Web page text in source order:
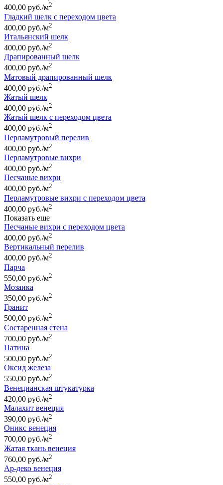
400,00 руб./м2
Гладкий шелк с переходом цвета
400,00 руб./м2
Итальянский шелк
400,00 руб./м2
Драпированный шелк
400,00 руб./м2
Матовый драпированный шелк
400,00 руб./м2
Жатый шелк
400,00 руб./м2
Жатый шелк с переходом цвета
400,00 руб./м2
Перламутровый перелив
400,00 руб./м2
Перламутровые вихри
400,00 руб./м2
Песчаные вихри
400,00 руб./м2
Перламутровые вихри с переходом цвета
400,00 руб./м2
Показать еще
Песчаные вихри с переходом цвета
400,00 руб./м2
Вертикальный перелив
400,00 руб./м2
Парча
550,00 руб./м2
Мозаика
350,00 руб./м2
Гранит
500,00 руб./м2
Состаренная стена
700,00 руб./м2
Патина
500,00 руб./м2
Оксид железа
550,00 руб./м2
Венецианская штукатурка
420,00 руб./м2
Малахит венеция
390,00 руб./м2
Оникс венеция
700,00 руб./м2
Жатая ткань венеция
760,00 руб./м2
Ар-деко венеция
550,00 руб./м2